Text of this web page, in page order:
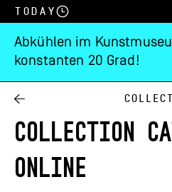
Today
Abkühlen im
konstanten 20 Grad!
COLLECTION
ONLINE